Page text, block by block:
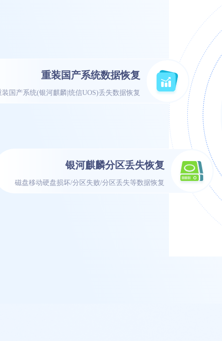
重装国产系统数据恢复
装国产系统(银河麒麟|统信UOS)丢失数据恢复
银河麒麟分区丢失恢复
磁盘移动硬盘损坏/分区失败/分区丢失等数据恢复